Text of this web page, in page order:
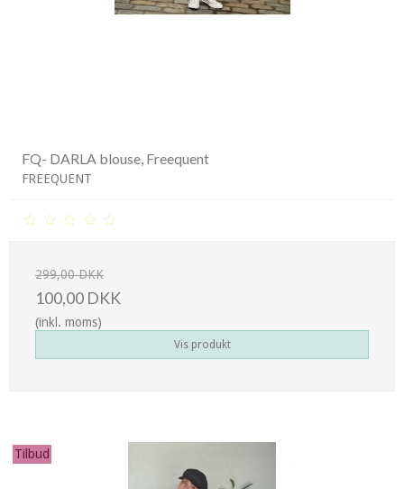
FQ- DARLA blouse, Freequent
FREEQUENT
299,00 DKK
100,00 DKK
(inkl. moms)
Vis produkt
Tilbud